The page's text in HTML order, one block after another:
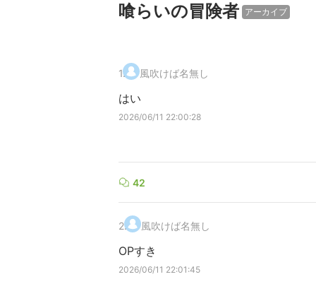
喰らいの冒険者 アーカイブ
1. 風吹けば名無し
はい
2026/06/11 22:00:28
42
2. 風吹けば名無し
OPすき
2026/06/11 22:01:45